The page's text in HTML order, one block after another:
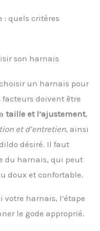
: quels critères
son harnais
un harnais pour
doivent être
taille et l’ajustement,
et d’entretien, ainsi
désiré. Il faut
du harnais, qui peut
doux et confortable.
votre harnais, l’étape
le gode approprié.